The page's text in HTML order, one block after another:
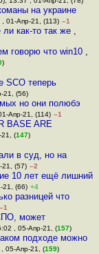
на украине
01-Апр-21, (113) –1
как-то так же ,
говорю что win10 ,
)
SCO теперь
21, (56)
но они полюбэ
Апр-21, (114) –1
BASE ARE
21, (147)
в суд, но на
21, (57) –2
10 лет ещё лишний
21, (66) +4
разницей что
–1
может
, 05-Апр-21, (157)
подходе можно
05-Апр-21, (159)